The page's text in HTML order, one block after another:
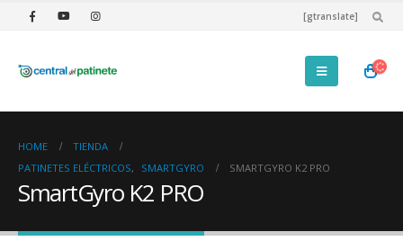
[gtranslate]
HOME
TIENDA
PATINETES ELÉCTRICOS, SMARTGYRO SMARTGYRO K2 PRO
SmartGyro K2 PRO